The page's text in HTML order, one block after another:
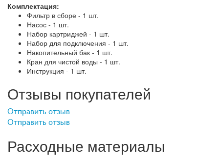
Комплектация:
Фильтр в сборе - 1 шт.
Насос - 1 шт.
Набор картриджей - 1 шт.
Набор для подключения - 1 шт.
Накопительный бак - 1 шт.
Кран для чистой воды - 1 шт.
Инструкция - 1 шт.
Отзывы покупателей
Отправить отзыв
Отправить отзыв
Расходные материалы